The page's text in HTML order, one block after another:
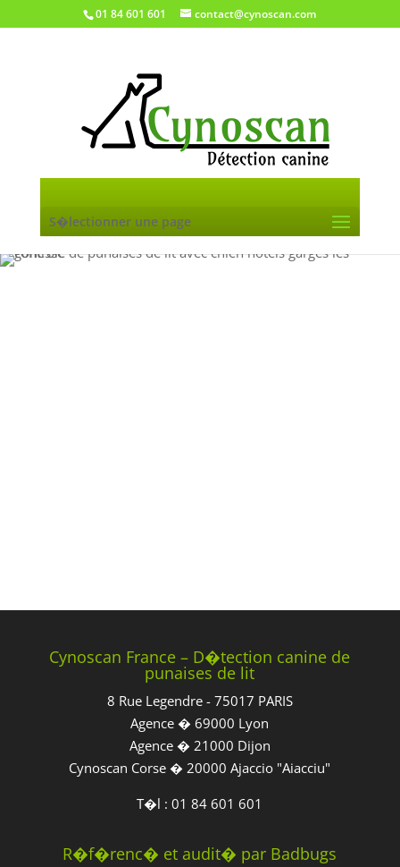
01 84 601 601 contact@cynoscan.com
S�lectionner une page
Cynoscan France – D�tection canine de
punaises de lit
8 Rue Legendre - 75017 PARIS
Agence � 69000 Lyon
Agence � 21000 Dijon
Cynoscan Corse � 20000 Ajaccio "Aiacciu"
T�l : 01 84 601 601
R�f�renc� et audit� par Badbugs